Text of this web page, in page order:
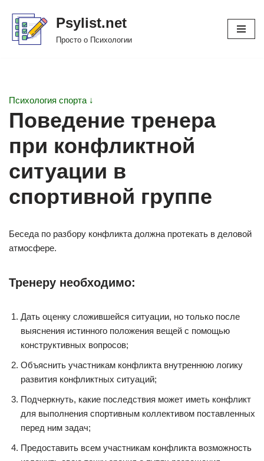
Перейти
Psylist.net
Просто о Психологии
Психология спорта ↓
Поведение тренера
при конфликтной
ситуации в
спортивной группе
Беседа по разбору конфликта должна протекать в деловой
атмосфере.
Тренеру необходимо:
Дать оценку сложившейся ситуации, но только после
выяснения истинного положения вещей с помощью
конструктивных вопросов;
Объяснить участникам конфликта внутреннюю логику
развития конфликтных ситуаций;
Подчеркнуть, какие последствия может иметь конфликт
для выполнения спортивным коллективом поставленных
перед ним задач;
Предоставить всем участникам конфликта возможность